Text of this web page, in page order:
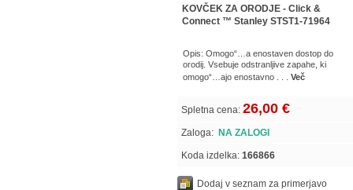
KOVČEK ZA ORODJE - Click &
Connect ™ Stanley STST1-71964
Opis: Omogo“…a enostaven dostop do
orodij. Vsebuje odstranljive zapahe, ki
omogo“…ajo enostavno . . . Več
Spletna cena: 26,00 €
Zaloga: NA ZALOGI
Koda izdelka: 166866
Dodaj v seznam za primerjavo